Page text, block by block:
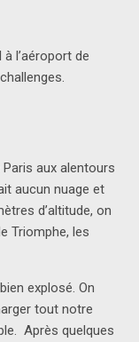
l’aéroport de
aux alentours
aucun nuage et
d’altitude, on
Triomphe, les
explosé. On
tout notre
Après quelques